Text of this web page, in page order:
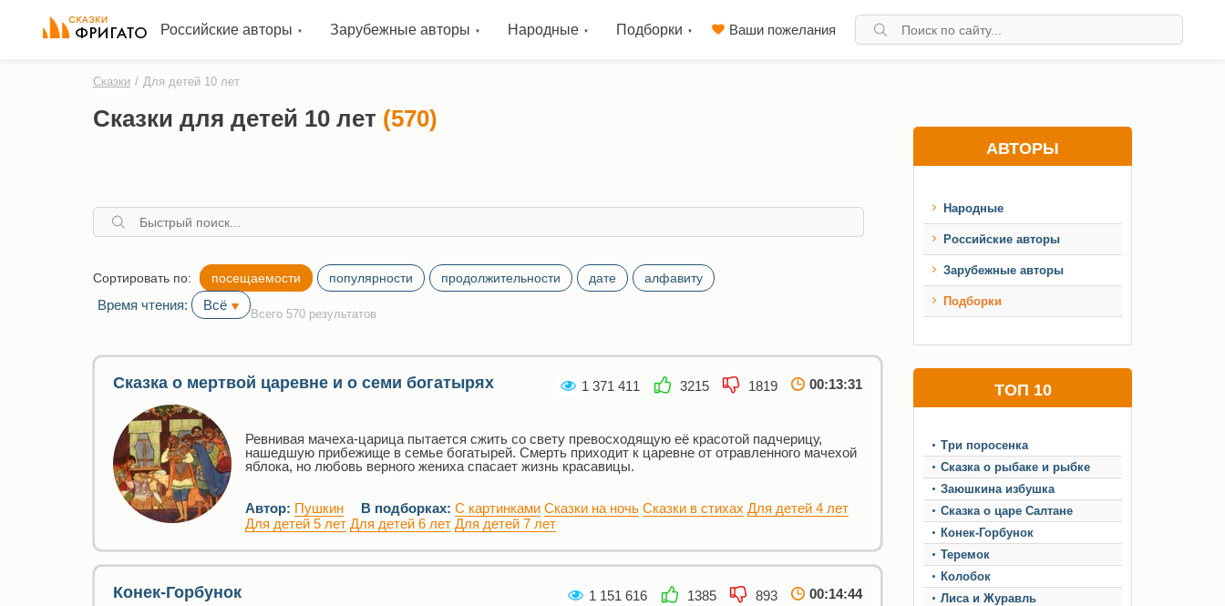
Российские авторы Зарубежные авторы Народные Подборки Ваши пожелания
Сказки / Для детей 10 лет
Сказки для детей 10 лет (570)
Сортировать по: посещаемости популярности продолжительности дате алфавиту
Время чтения: Всё
Всего 570 результатов
Сказка о мертвой царевне и о семи богатырях 1 371 411 3215 1819 00:13:31
Ревнивая мачеха-царица пытается сжить со свету превосходящую её красотой падчерицу,
нашедшую прибежище в семье богатырей. Смерть приходит к царевне от отравленного мачехой
яблока, но любовь верного жениха спасает жизнь красавицы.
Автор: Пушкин В подборках: С картинками Сказки на ночь Сказки в стихах Для детей 4 лет
Для детей 5 лет Для детей 6 лет Для детей 7 лет
Конек-Горбунок 1 151 616 1385 893 00:14:44
АВТОРЫ
Народные
Российские авторы
Зарубежные авторы
Подборки
ТОП 10
Три поросенка
Сказка о рыбаке и рыбке
Заюшкина избушка
Сказка о царе Салтане
Конек-Горбунок
Теремок
Колобок
Лиса и Журавль